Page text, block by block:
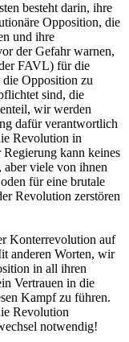
besteht darin, ihre
Opposition, die
und ihre
der Gefahr warnen,
FAVL) für die
die Opposition zu
sind, die
wir werden
dafür verantwortlich
Revolution in
kann keines
aber viele von ihnen
für eine brutale
Revolution zerstören
Konterrevolution auf
anderen Worten, wir
in all ihren
Vertrauen in die
Kampf zu führen.
Revolution
notwendig!